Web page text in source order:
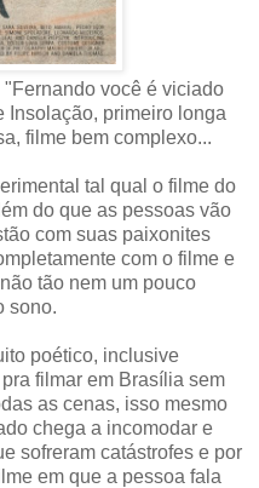
você é viciado
Insolação, primeiro longa
filme bem complexo...
tal qual o filme do
do que as pessoas vão
com suas paixonites
com o filme e
tão nem um pouco
sono.
poético, inclusive
filmar em Brasília sem
as cenas, isso mesmo
chega a incomodar e
sofreram catástrofes e por
em que a pessoa fala